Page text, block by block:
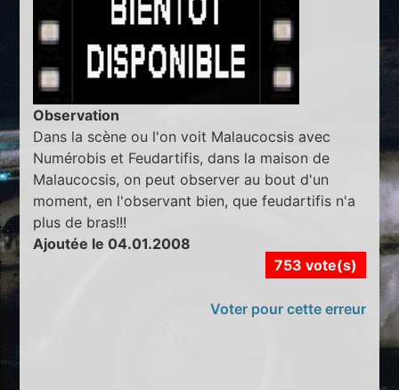
Observation
Dans la scène ou l'on voit Malaucocsis avec
Numérobis et Feudartifis, dans la maison de
Malaucocsis, on peut observer au bout d'un
moment, en l'observant bien, que feudartifis n'a
plus de bras!!!
Ajoutée le 04.01.2008
753 vote(s)
Voter pour cette erreur